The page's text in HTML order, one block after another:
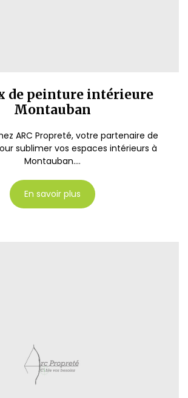
de peinture intérieure
Montauban
ARC Propreté, votre partenaire de
sublimer vos espaces intérieurs à
Montauban....
En savoir plus